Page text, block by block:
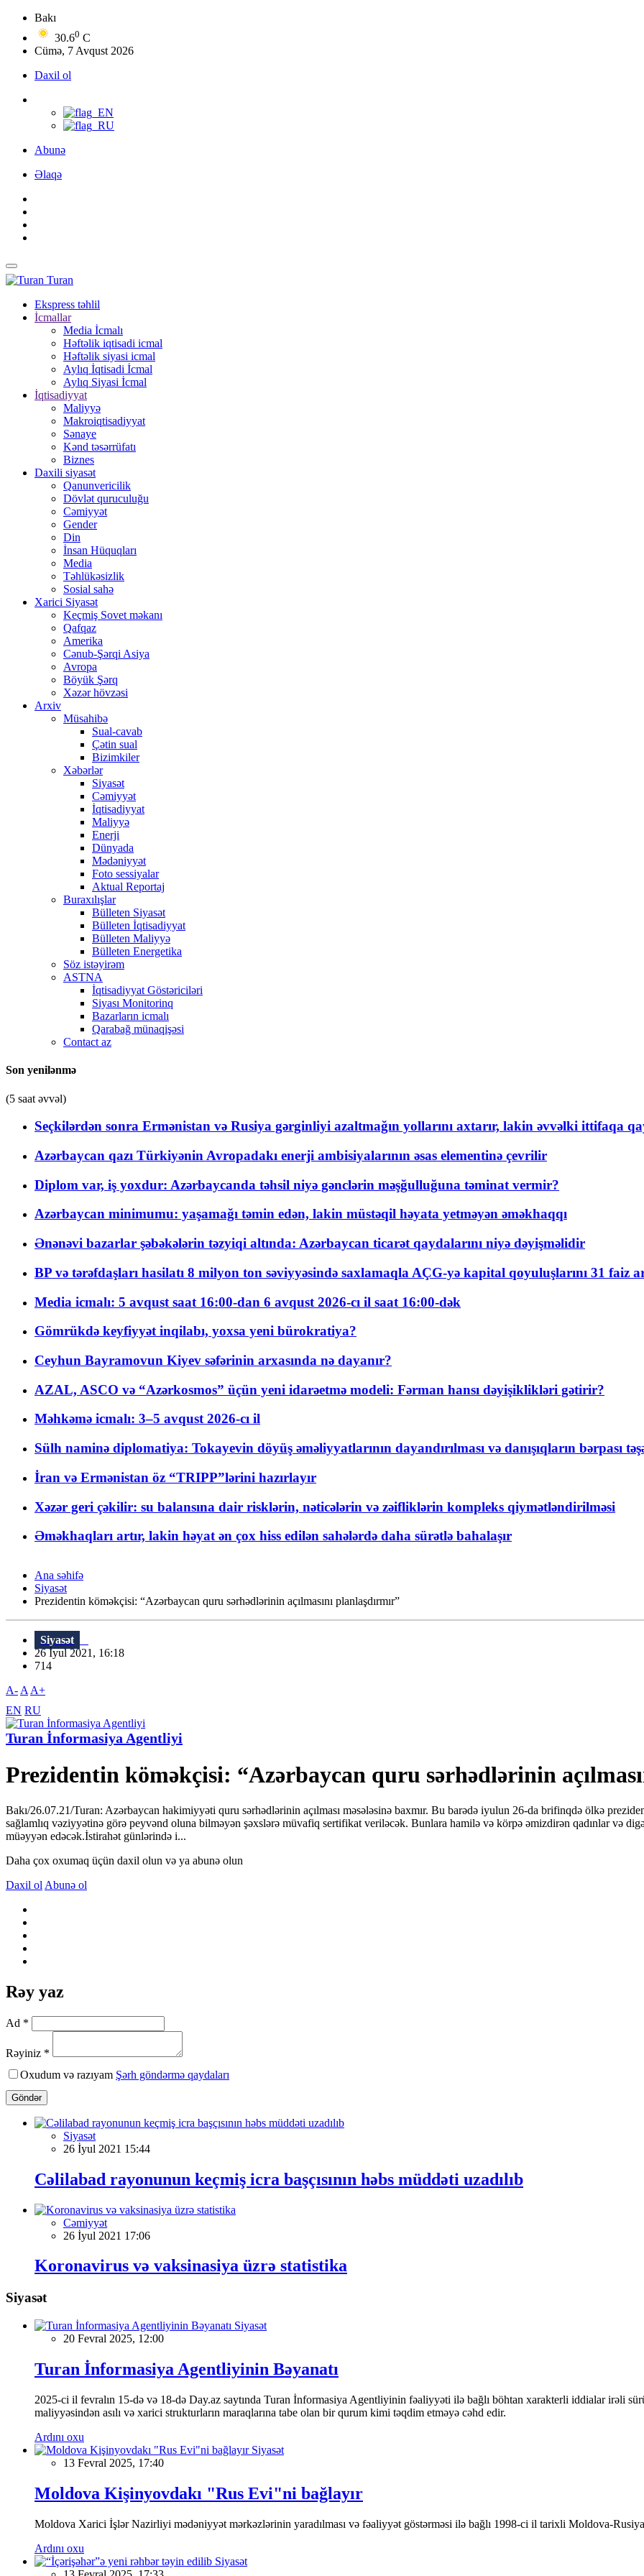
Bakı
30.60 C
Cümə, 7 Avqust 2026
Daxil ol
Abunə
Əlaqə
Turan
Ekspress təhlil
İcmallar
Media İcmalı
Həftəlik iqtisadi icmal
Həftəlik siyasi icmal
Aylıq İqtisadi İcmal
Aylıq Siyasi İcmal
İqtisadiyyat
Maliyyə
Makroiqtisadiyyat
Sənaye
Kənd təsərrüfatı
Biznes
Daxili siyasət
Qanunvericilik
Dövlət quruculuğu
Cəmiyyət
Gender
Din
İnsan Hüquqları
Media
Təhlükəsizlik
Sosial sahə
Xarici Siyasət
Keçmiş Sovet məkanı
Qafqaz
Amerika
Cənub-Şərqi Asiya
Avropa
Böyük Şərq
Xəzər hövzəsi
Arxiv
Müsahibə
Sual-cavab
Çətin sual
Bizimkiler
Xəbərlər
Siyasət
Cəmiyyət
İqtisadiyyat
Maliyyə
Enerji
Dünyada
Mədəniyyət
Foto sessiyalar
Aktual Reportaj
Buraxılışlar
Bülleten Siyasət
Bülleten İqtisadiyyat
Bülleten Maliyyə
Bülleten Energetika
Söz istəyirəm
ASTNA
İqtisadiyyat Göstəriciləri
Siyası Monitorinq
Bazarların icmalı
Qarabağ münaqişəsi
Contact az
Son yenilənmə
(5 saat əvvəl)
Seçkilərdən sonra Ermənistan və Rusiya gərginliyi azaltmağın yollarını axtarır, lakin əvvəlki ittifaqa
Azərbaycan qazı Türkiyənin Avropadakı enerji ambisiyalarının əsas elementinə çevrilir
Diplom var, iş yoxdur: Azərbaycanda təhsil niyə gənclərin məşğulluğuna təminat vermir?
Azərbaycan minimumu: yaşamağı təmin edən, lakin müstəqil həyata yetməyən əməkhaqqı
Ənənəvi bazarlar şəbəkələrin təzyiqi altında: Azərbaycan ticarət qaydalarını niyə dəyişməlidir
BP və tərəfdaşları hasilatı 8 milyon ton səviyyəsində saxlamaqla AÇG-yə kapital qoyuluşlarını 31 faiz
Media icmalı: 5 avqust saat 16:00-dan 6 avqust 2026-cı il saat 16:00-dək
Gömrükdə keyfiyyət inqilabı, yoxsa yeni bürokratiya?
Ceyhun Bayramovun Kiyev səfərinin arxasında nə dayanır?
AZAL, ASCO və “Azərkosmos” üçün yeni idarəetmə modeli: Fərman hansı dəyişiklikləri gətirir?
Məhkəmə icmalı: 3–5 avqust 2026-cı il
Sülh naminə diplomatiya: Tokayevin döyüş əməliyyatlarının dayandırılması və danışıqların bərpası
İran və Ermənistan öz “TRIPP”lərini hazırlayır
Xəzər geri çəkilir: su balansına dair risklərin, nəticələrin və zəifliklərin kompleks qiymətləndirilməsi
Əməkhaqları artır, lakin həyat ən çox hiss edilən sahələrdə daha sürətlə bahalaşır
Ana səhifə
Siyasət
Prezidentin köməkçisi: “Azərbaycan quru sərhədlərinin açılmasını planlaşdırmır”
Siyasət
26 İyul 2021, 16:18
714
A- A A+
EN RU
Turan İnformasiya Agentliyi
Prezidentin köməkçisi: “Azərbaycan quru sərhədlərinin
Bakı/26.07.21/Turan: Azərbaycan hakimiyyəti quru sərhədlərinin açılması məsələsinə baxmır. Bu barədə iyulun 26-da brifinqdə ölkə
sağlamlıq vəziyyətinə görə peyvənd oluna bilməyən şəxslərə müvafiq sertifikat veriləcək. Bunlara hamilə və körpə əmizdirən qadınlar və
müəyyən edəcək.İstirahət günlərində i...
Daha çox oxumaq üçün daxil olun və ya abunə olun
Daxil ol Abunə ol
Rəy yaz
Ad *
Rəyiniz *
Oxudum və razıyam Şərh göndərmə qaydaları
Göndər
Siyasət
26 İyul 2021 15:44
Cəlilabad rayonunun keçmiş icra başçısının həbs müddəti uzadılıb
Cəmiyyət
26 İyul 2021 17:06
Koronavirus və vaksinasiya üzrə statistika
Siyasət
Siyasət
20 Fevral 2025, 12:00
Turan İnformasiya Agentliyinin Bəyanatı
2025-ci il fevralın 15-də və 18-də Day.az saytında Turan İnformasiya Agentliyinin fəaliyyəti ilə bağlı böhtan xarakterli iddialar irəli
maliyyəsindən asılı və xarici strukturların maraqlarına tabe olan bir qurum kimi təqdim etməyə cəhd edir.
Ardını oxu
Siyasət
13 Fevral 2025, 17:40
Moldova Kişinyovdakı "Rus Evi"ni bağlayır
Moldova Xarici İşlər Nazirliyi mədəniyyət mərkəzlərinin yaradılması və fəaliyyət göstərməsi ilə bağlı 1998-ci il tarixli Moldova-
Ardını oxu
Siyasət